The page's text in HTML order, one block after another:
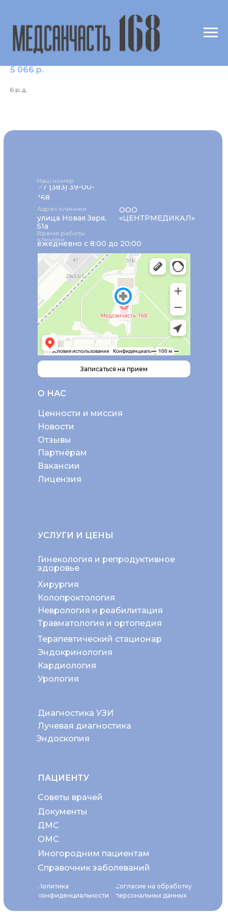
Лидокаин
5 066 р.
6 р. д.
О НАС
Политика
конфиденциальности
Согласие на обработку
персональных данных
Ценности и миссия
Новости
+7 (383) 39-00-
168
Отзывы
Партнёрам
Вакансии
Лицензия
Неврология и реабилитация
Колопроктология
Хирургия
Гинекология и репродуктивное
здоровье
Диагностика УЗИ
Эндоскопия
Травматология и ортопедия
Эндокринология
Терапевтический стационар
Кардиология
Урология
Лучевая диагностика
УСЛУГИ И ЦЕНЫ
ПАЦИЕНТУ
Советы врачей
ОМС
Документы
ДМС
Иногородним пациентам
Справочник заболеваний
Наш номер
ежедневно с 8:00 до 20:00
Время работы
клиники
Адрес клиники
улица Новая Заря,
51а
ООО
«ЦЕНТРМЕДИКАЛ»
Записаться на прием